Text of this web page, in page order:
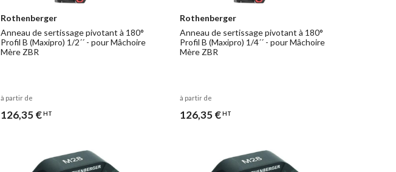
Rothenberger
Anneau de sertissage pivotant à 180°
Profil B (Maxipro) 1/2´´ - pour Mâchoire
Mère ZBR
à partir de
126,35 €HT
Rothenberger
Anneau de sertissage pivotant à 180°
Profil B (Maxipro) 1/4´´ - pour Mâchoire
Mère ZBR
à partir de
126,35 €HT